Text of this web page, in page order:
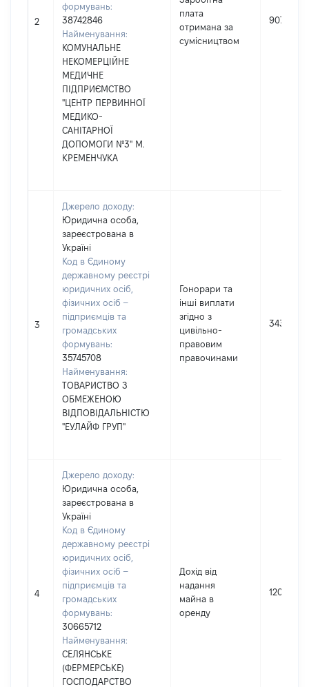
2
формувань:
38742846
Найменування:
КОМУНАЛЬНЕ
НЕКОМЕРЦІЙНЕ
МЕДИЧНЕ
ПІДПРИЄМСТВО
"ЦЕНТР ПЕРВИННОЇ
МЕДИКО-
САНІТАРНОЇ
ДОПОМОГИ №3" М.
КРЕМЕНЧУКА
плата
отримана за
сумісництвом
90779
3
Джерело доходу:
Юридична особа,
зареєстрована в
Україні
Код в Єдиному
державному реєстрі
юридичних осіб,
фізичних осіб –
підприємців та
громадських
формувань:
35745708
Найменування:
ТОВАРИСТВО З
ОБМЕЖЕНОЮ
ВІДПОВІДАЛЬНІСТЮ
"ЕУЛАЙФ ГРУП"
Гонорари та
інші виплати
згідно з
цивільно-
правовим
правочинами
3435
4
Джерело доходу:
Юридична особа,
зареєстрована в
Україні
Код в Єдиному
державному реєстрі
юридичних осіб,
фізичних осіб –
підприємців та
громадських
формувань:
30665712
Найменування:
СЕЛЯНСЬКЕ
(ФЕРМЕРСЬКЕ)
ГОСПОДАРСТВО
Дохід від
надання
майна в
оренду
12000